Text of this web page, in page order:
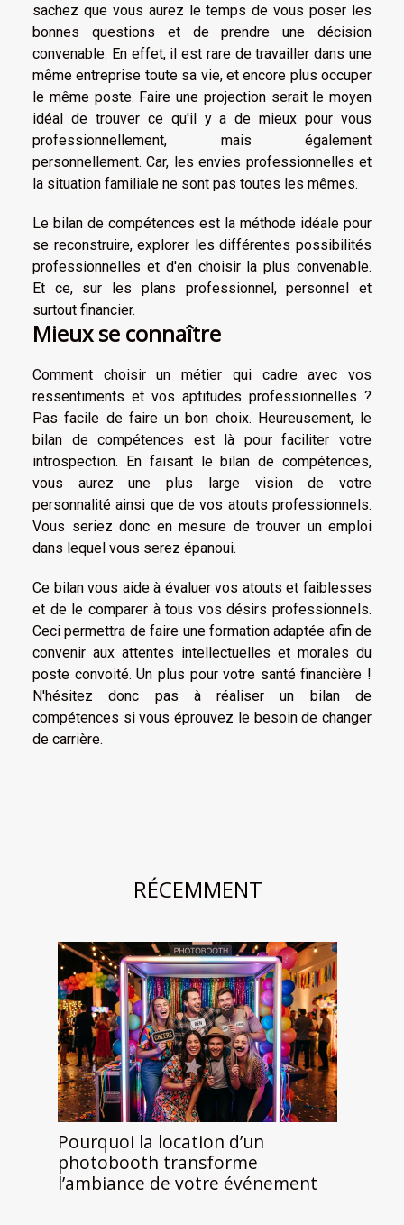
sachez que vous aurez le temps de vous poser les
bonnes questions et de prendre une décision
convenable. En effet, il est rare de travailler dans une
même entreprise toute sa vie, et encore plus occuper
le même poste. Faire une projection serait le moyen
idéal de trouver ce qu'il y a de mieux pour vous
professionnellement, mais également
personnellement. Car, les envies professionnelles et
la situation familiale ne sont pas toutes les mêmes.
Le bilan de compétences est la méthode idéale pour
se reconstruire, explorer les différentes possibilités
professionnelles et d'en choisir la plus convenable.
Et ce, sur les plans professionnel, personnel et
surtout financier.
Mieux se connaître
Comment choisir un métier qui cadre avec vos
ressentiments et vos aptitudes professionnelles ?
Pas facile de faire un bon choix. Heureusement, le
bilan de compétences est là pour faciliter votre
introspection. En faisant le bilan de compétences,
vous aurez une plus large vision de votre
personnalité ainsi que de vos atouts professionnels.
Vous seriez donc en mesure de trouver un emploi
dans lequel vous serez épanoui.
Ce bilan vous aide à évaluer vos atouts et faiblesses
et de le comparer à tous vos désirs professionnels.
Ceci permettra de faire une formation adaptée afin de
convenir aux attentes intellectuelles et morales du
poste convoité. Un plus pour votre santé financière !
N'hésitez donc pas à réaliser un bilan de
compétences si vous éprouvez le besoin de changer
de carrière.
RÉCEMMENT
Pourquoi la location d’un
photobooth transforme
l’ambiance de votre événement